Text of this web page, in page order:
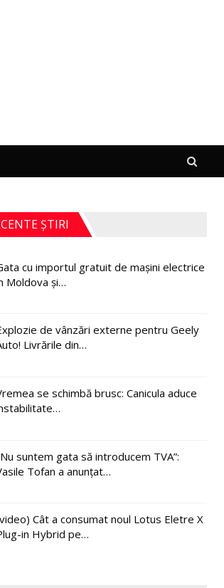
ȘTIRI
cu importul gratuit de mașini electrice
Moldova și…
de vânzări externe pentru Geely
Livrările din…
se schimbă brusc: Canicula aduce
suntem gata să introducem TVA”:
Tofan a anunțat…
Cât a consumat noul Lotus Eletre X
in Hybrid pe…